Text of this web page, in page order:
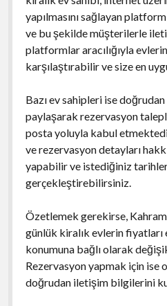
yapılmasını sağlayan
ve bu şekilde müşterilerle
platformlar aracılığıyla
karşılaştırabilir ve size en
Bazı ev sahipleri ise
paylaşarak rezervasyon
posta yoluyla kabul
ve rezervasyon detayları
yapabilir ve istediğiniz
gerçekleştirebilirsiniz.
Özetlemek gerekirse,
günlük kiralık evlerin
konumuna bağlı olarak
Rezervasyon yapmak için ise
doğrudan iletişim bilgilerini